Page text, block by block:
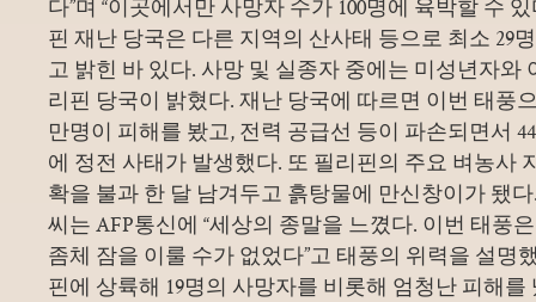
다”며 “이곳에서만 사망자 수가 100명에 육박할 수
핀 재난 당국은 다른 지역의 산사태 등으로 최소 29
고 밝힌 바 있다. 사망 및 실종자 중에는 미성년자와
리핀 당국이 밝혔다. 재난 당국에 따르면 이번 태풍
만명이 피해를 봤고, 전력 공급선 등이 파손되면서
에 정전 사태가 발생했다. 또 필리핀의 주요 벼농사
확을 불과 한 달 남겨두고 흙탕물에 만신창이가 됐
씨는 AFP통신에 “세상의 종말을 느꼈다. 이번 태풍
좀체 잠을 이룰 수가 없었다”고 태풍의 위력을 설명
핀에 상륙해 19명의 사망자를 비롯해 엄청난 피해